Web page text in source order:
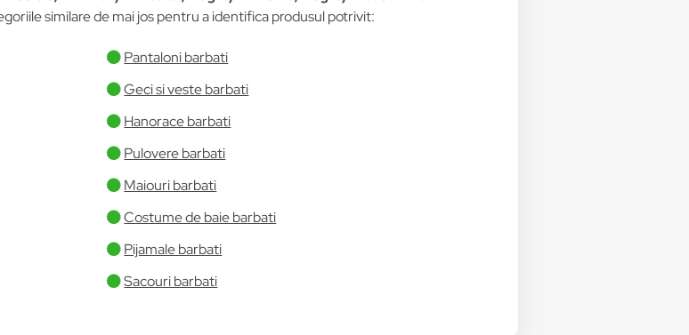
similare de mai jos pentru a identifica produsul potrivit:
Pantaloni barbati
Geci si veste barbati
Hanorace barbati
Pulovere barbati
Maiouri barbati
Costume de baie barbati
Pijamale barbati
Sacouri barbati